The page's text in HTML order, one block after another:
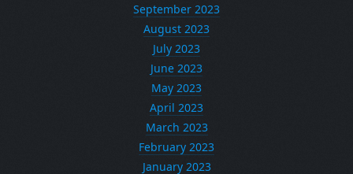
September 2023
August 2023
July 2023
June 2023
May 2023
April 2023
March 2023
February 2023
January 2023